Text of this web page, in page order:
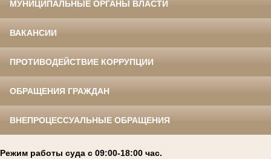
МУНИЦИПАЛЬНЫЕ ОРГАНЫ ВЛАСТИ
ВАКАНСИИ
ПРОТИВОДЕЙСТВИЕ КОРРУПЦИИ
ОБРАЩЕНИЯ ГРАЖДАН
ВНЕПРОЦЕССУАЛЬНЫЕ ОБРАЩЕНИЯ
Режим работы суда с 09:00-18:00 час.